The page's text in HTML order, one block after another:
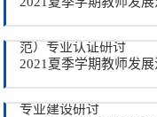
范）专业认证研讨
2021夏季学期教师发
专业建设研讨